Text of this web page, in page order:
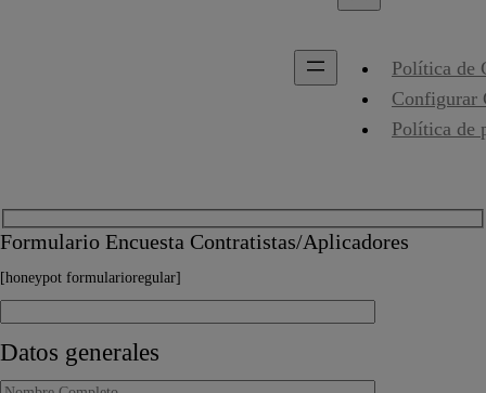
Política de
Configurar
Política de
Formulario Encuesta Contratistas/Aplicadores
[honeypot formularioregular]
Datos generales